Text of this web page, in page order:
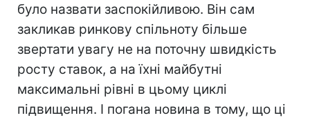
було назвати заспокійливою. Він сам
закликав ринкову спільноту більше
звертати увагу не на поточну швидкість
росту ставок, а на їхні майбутні
максимальні рівні в цьому циклі
підвищення. І погана новина в тому, що ці